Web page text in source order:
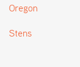
Oregon
Stens